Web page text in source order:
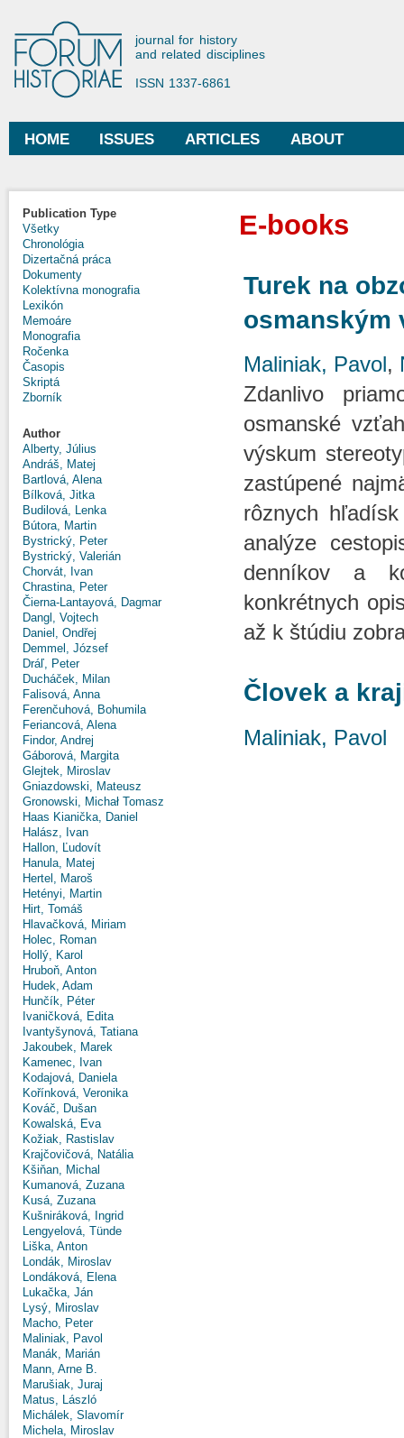
Forum Historiae
journal for history
and related disciplines
ISSN 1337-6861
Main menu
HOME ISSUES ARTICLES ABOUT
Publication Type
Všetky
Chronológia
Dizertačná práca
Dokumenty
Kolektívna monografia
Lexikón
Memoáre
Monografia
Ročenka
Časopis
Skriptá
Zborník
Author
Alberty, Július
Andráš, Matej
Bartlová, Alena
Bílková, Jitka
Budilová, Lenka
Bútora, Martin
Bystrický, Peter
Bystrický, Valerián
Chorvát, Ivan
Chrastina, Peter
Čierna-Lantayová, Dagmar
Dangl, Vojtech
Daniel, Ondřej
Demmel, József
Dráľ, Peter
Ducháček, Milan
Falisová, Anna
Ferenčuhová, Bohumila
Feriancová, Alena
Findor, Andrej
Gáborová, Margita
Glejtek, Miroslav
Gniazdowski, Mateusz
Gronowski, Michał Tomasz
Haas Kianička, Daniel
Halász, Ivan
Hallon, Ľudovít
Hanula, Matej
Hertel, Maroš
Hetényi, Martin
Hirt, Tomáš
Hlavačková, Miriam
Holec, Roman
Hollý, Karol
Hruboň, Anton
Hudek, Adam
Hunčík, Péter
Ivaničková, Edita
Ivantyšynová, Tatiana
Jakoubek, Marek
Kamenec, Ivan
Kodajová, Daniela
Kořínková, Veronika
Kováč, Dušan
Kowalská, Eva
Kožiak, Rastislav
Krajčovičová, Natália
Kšiňan, Michal
Kumanová, Zuzana
Kusá, Zuzana
Kušniráková, Ingrid
Lengyelová, Tünde
Liška, Anton
Londák, Miroslav
Londáková, Elena
Lukačka, Ján
Lysý, Miroslav
Macho, Peter
Maliniak, Pavol
Manák, Marián
Mann, Arne B.
Marušiak, Juraj
Matus, László
Michálek, Slavomír
Michela, Miroslav
E-books
Turek na
osmanským
Maliniak, Pavol,
Zdanlivo
osmanské
výskum
zastúpené
rôznych
analýze
denníkov a
konkrétnych
až k štúdiu
Človek a
Maliniak, Pavol